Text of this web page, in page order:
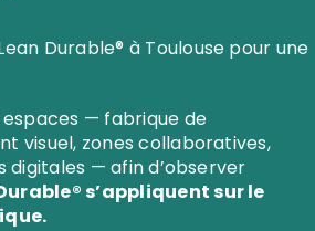
Durable® à Toulouse pour une
— fabrique de
visuel, zones collaboratives,
— afin d’observer
s’appliquent sur le